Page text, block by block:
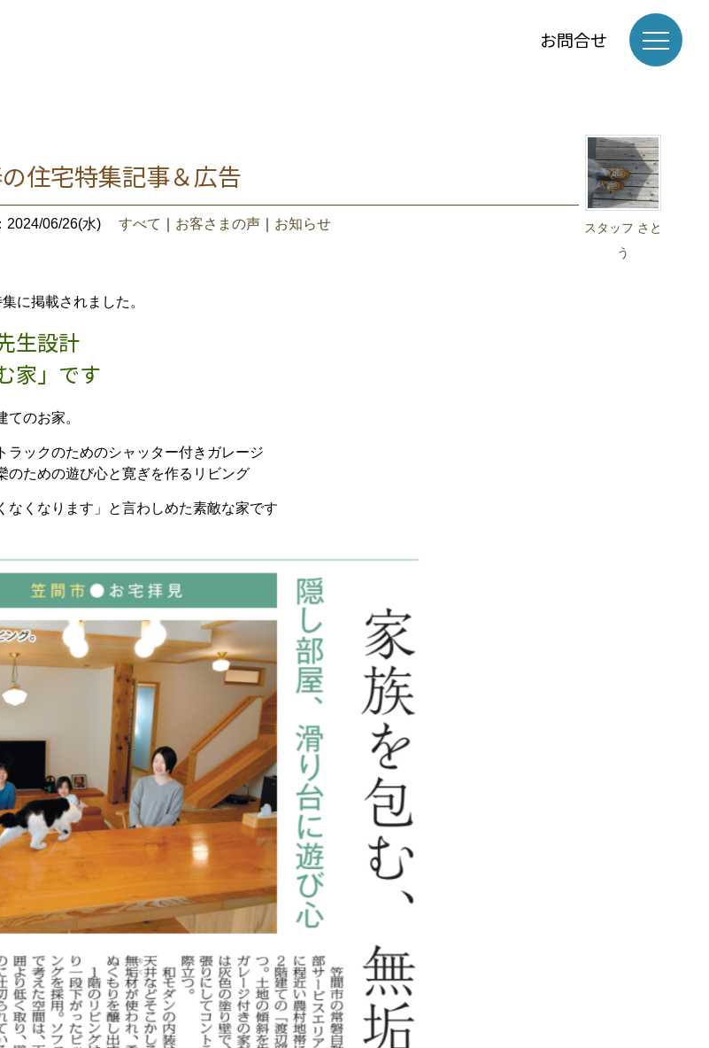
お問合せ
スタッフ さと
う
住宅特集記事＆広告
2024/06/26(水) すべて お客さまの声 お知らせ
に掲載されました。
生設計
家」です
のお家。
ラックのためのシャッター付きガレージ
のための遊び心と寛ぎを作るリビング
なくなります」と言わしめた素敵な家です